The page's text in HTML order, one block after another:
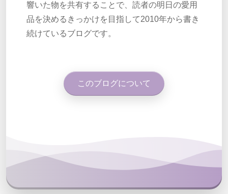
響いた物を共有することで、読者の明日の愛用
品を決めるきっかけを目指して2010年から書き
続けているブログです。
このブログについて